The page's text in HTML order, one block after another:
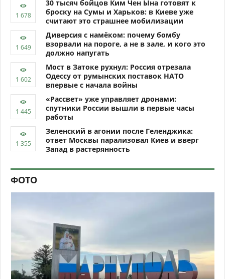
30 тысяч бойцов Ким Чен Ына готовят к
броску на Сумы и Харьков: в Киеве уже
считают это страшнее мобилизации
Диверсия с намёком: почему бомбу
взорвали на пороге, а не в зале, и кого это
должно напугать
Мост в Затоке рухнул: Россия отрезала
Одессу от румынских поставок НАТО
впервые с начала войны
«Рассвет» уже управляет дронами:
спутники России вышли в первые часы
работы
Зеленский в агонии после Геленджика:
ответ Москвы парализовал Киев и вверг
Запад в растерянность
ФОТО